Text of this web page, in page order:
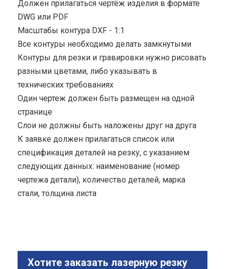
Должен прилагаться чертёж изделия в формате
DWG или PDF
Масштабы контура DXF - 1:1
Все контуры необходимо делать замкнутыми
Контуры для резки и гравировки нужно рисовать
разными цветами, либо указывать в
технических требованиях
Один чертеж должен быть размещен на одной
странице
Cлои не должны быть наложены друг на друга
К заявке должен прилагаться список или
спецификация деталей на резку, с указанием
следующих данных: наименование (номер
чертежа детали), количество деталей, марка
стали, толщина листа
Хотите заказать лазерную резку